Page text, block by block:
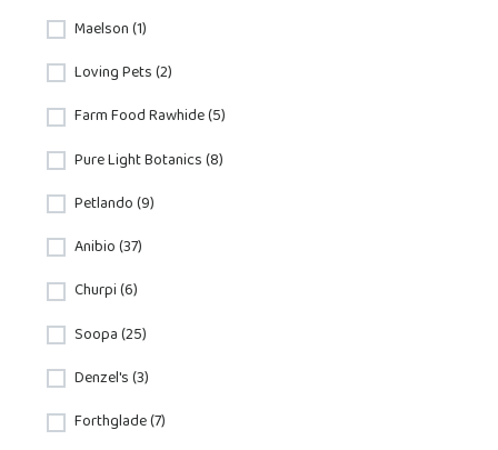
Maelson (1)
Loving Pets (2)
Farm Food Rawhide (5)
Pure Light Botanics (8)
Petlando (9)
Anibio (37)
Churpi (6)
Soopa (25)
Denzel's (3)
Forthglade (7)